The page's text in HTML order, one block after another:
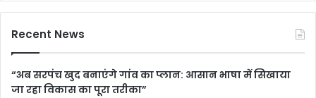
Recent News
“अब सरपंच खुद बनाएंगे गांव का प्लान: आसान भाषा में सिखाया
जा रहा विकास का पूरा तरीका”